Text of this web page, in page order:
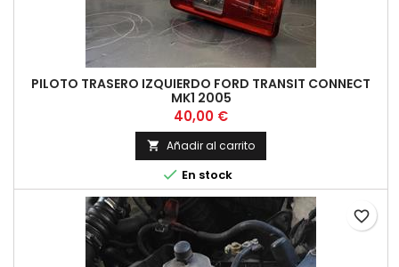
PILOTO TRASERO IZQUIERDO FORD TRANSIT CONNECT
MK1 2005
Precio
40,00 €
 Añadir al carrito
 En stock
favorite_border